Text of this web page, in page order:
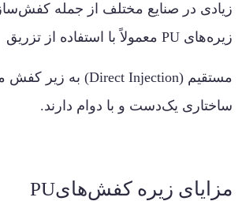
زیادی در صنایع مختلف از جمله
زیره‌های PU معمولاً با استفاده از تزریق
مستقیم (Direct Injection) به زیر کفش
ساختاری یک‌دست و با دوام دارند.
مزایای زیره کفش‌هایPU